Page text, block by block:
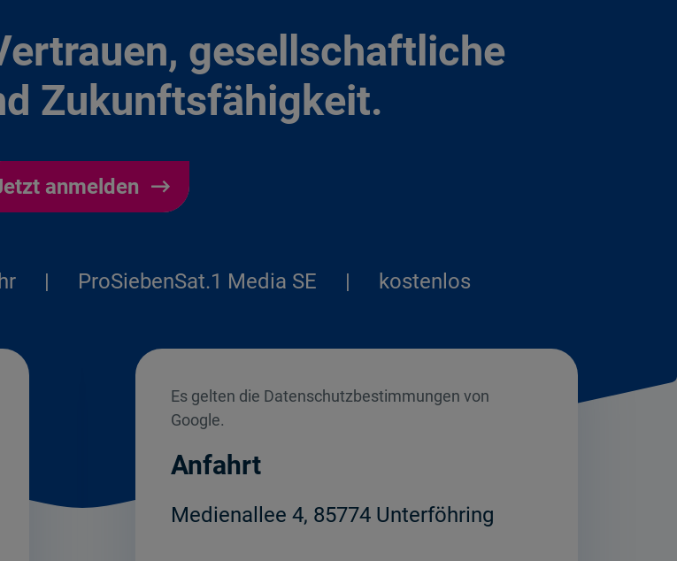
gesellschaftliche
Zukunftsfähigkeit.
anmelden
| ProSiebenSat.1 Media SE | kostenlos
Es gelten die Datenschutzbestimmungen von
Google.
Anfahrt
Medienallee 4, 85774 Unterföhring